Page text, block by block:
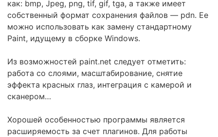
как: bmp, Jpeg, png, tif, gif, tga, а также имеет
собственный формат сохранения файлов — pdn. Ее
можно использовать как замену стандартному
Paint, идущему в сборке Windows.
Из возможностей paint.net следует отметить:
работа со слоями, масштабирование, снятие
эффекта красных глаз, интеграция с камерой и
сканером…
Хорошей особенностью программы является
расширяемость за счет плагинов. Для работы